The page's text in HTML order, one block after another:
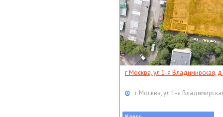
г Москва, ул 1-я Владимирская, д
г Москва, ул 1-я